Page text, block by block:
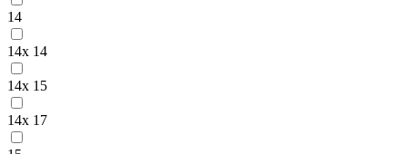
14
14x 14
14x 15
14x 17